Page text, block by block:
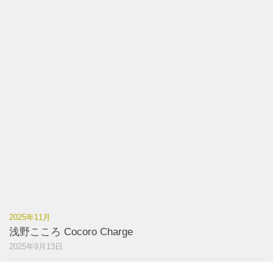
2025年11月
浅野こころ Cocoro Charge
2025年9月13日